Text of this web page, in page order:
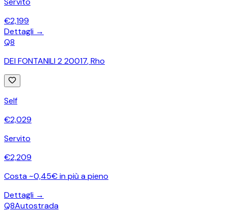
€2,199
Dettagli →
Q8
DEI FONTANILI 2 20017,Rho
Self
€2,029
Servito
€2,209
Costa ~0,45€ in più a pieno
Dettagli →
Q8Autostrada